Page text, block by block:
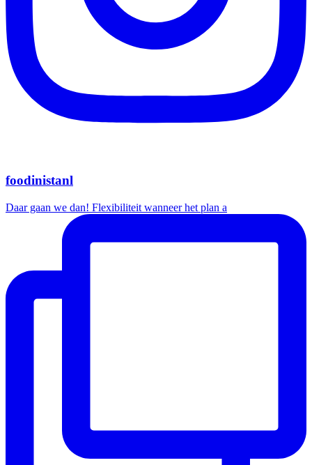
foodinistanl
Daar gaan we dan! Flexibiliteit wanneer het plan a